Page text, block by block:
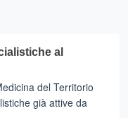
al
del Territorio
già attive da